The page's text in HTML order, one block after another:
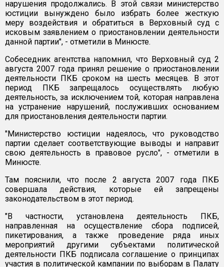
нарушения продолжались. В этой связи министерство
юстиции вынуждено было избрать более жесткую
меру воздействия и обратиться в Верховный суд с
исковым заявлением о приостановлении деятельности
данной партии", - отметили в Минюсте.
Собеседник агентства напомнил, что Верховный суд 2
августа 2007 года принял решение о приостановлении
деятельности ПКБ сроком на шесть месяцев. В этот
период ПКБ запрещалось осуществлять любую
деятельность, за исключением той, которая направлена
на устранение нарушений, послуживших основанием
для приостановления деятельности партии.
"Министерство юстиции надеялось, что руководство
партии сделает соответствующие выводы и направит
свою деятельность в правовое русло", - отметили в
Минюсте.
Там пояснили, что после 2 августа 2007 года ПКБ
совершала действия, которые ей запрещены
законодательством в этот период.
"В частности, установлена деятельность ПКБ,
направленная на осуществление сбора подписей,
пикетирования, а также проведение ряда иных
мероприятий другими субъектами политической
деятельности ПКБ подписала соглашение о принципах
участия в политической кампании по выборам в Палату